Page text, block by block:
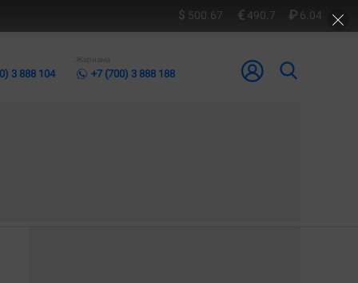
500.67 490.7 6.04
3 888 104
Жарнама
+7 (700) 3 888 188